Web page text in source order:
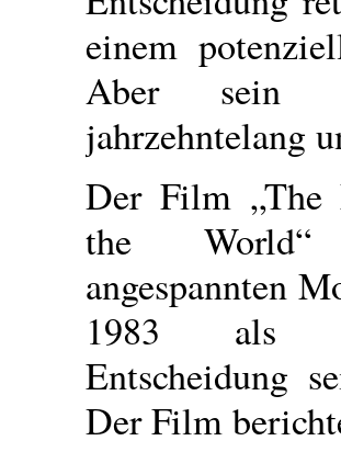
einem
Aber sein
jahrzehntelang
Der Film „The
the
angespannten
1983 als
Entscheidung
Der Film